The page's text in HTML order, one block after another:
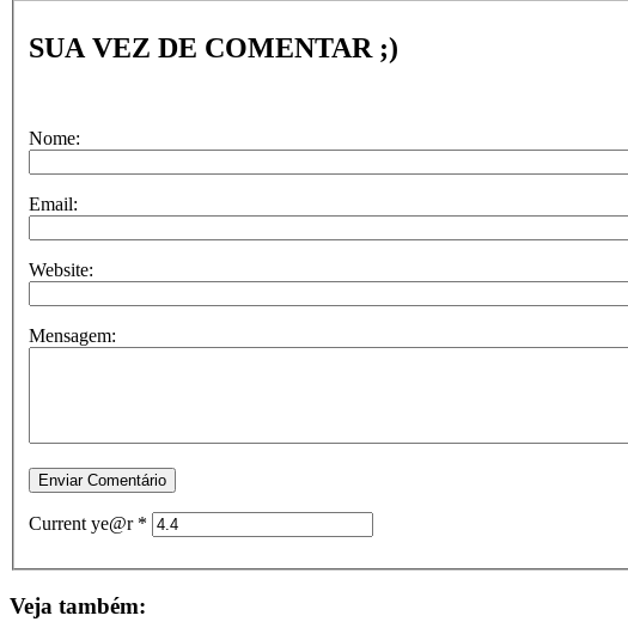
SUA VEZ DE COMENTAR ;)
Nome:
Email:
Website:
Mensagem:
Current ye@r *
Veja também: